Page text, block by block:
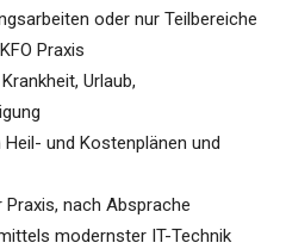
oder nur Teilbereiche
Praxis
Urlaub,
und Kostenplänen und
nach Absprache
modernster IT-Technik